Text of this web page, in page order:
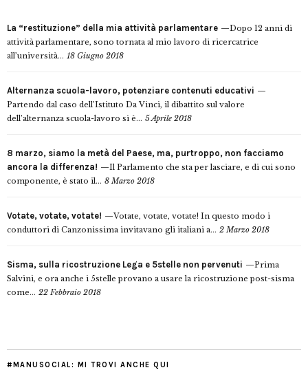
La “restituzione” della mia attività parlamentare
Dopo 12 anni di
attività parlamentare, sono tornata al mio lavoro di ricercatrice
all’università... 18 Giugno 2018
Alternanza scuola-lavoro, potenziare contenuti educativi
Partendo dal caso dell’Istituto Da Vinci, il dibattito sul valore
dell’alternanza scuola-lavoro si è... 5 Aprile 2018
8 marzo, siamo la metà del Paese, ma, purtroppo, non facciamo
ancora la differenza!
Il Parlamento che sta per lasciare, e di cui sono
componente, è stato il... 8 Marzo 2018
Votate, votate, votate!
Votate, votate, votate! In questo modo i
conduttori di Canzonissima invitavano gli italiani a... 2 Marzo 2018
Sisma, sulla ricostruzione Lega e 5stelle non pervenuti
Prima
Salvini, e ora anche i 5stelle provano a usare la ricostruzione post-sisma
come... 22 Febbraio 2018
#MANUSOCIAL: MI TROVI ANCHE QUI